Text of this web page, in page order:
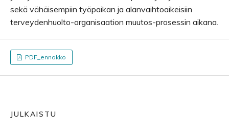
sekä vähäisempiin työpaikan ja alanvaihtoaikeisiin
terveydenhuolto-organisaation muutos-prosessin aikana.
PDF_ennakko
JULKAISTU